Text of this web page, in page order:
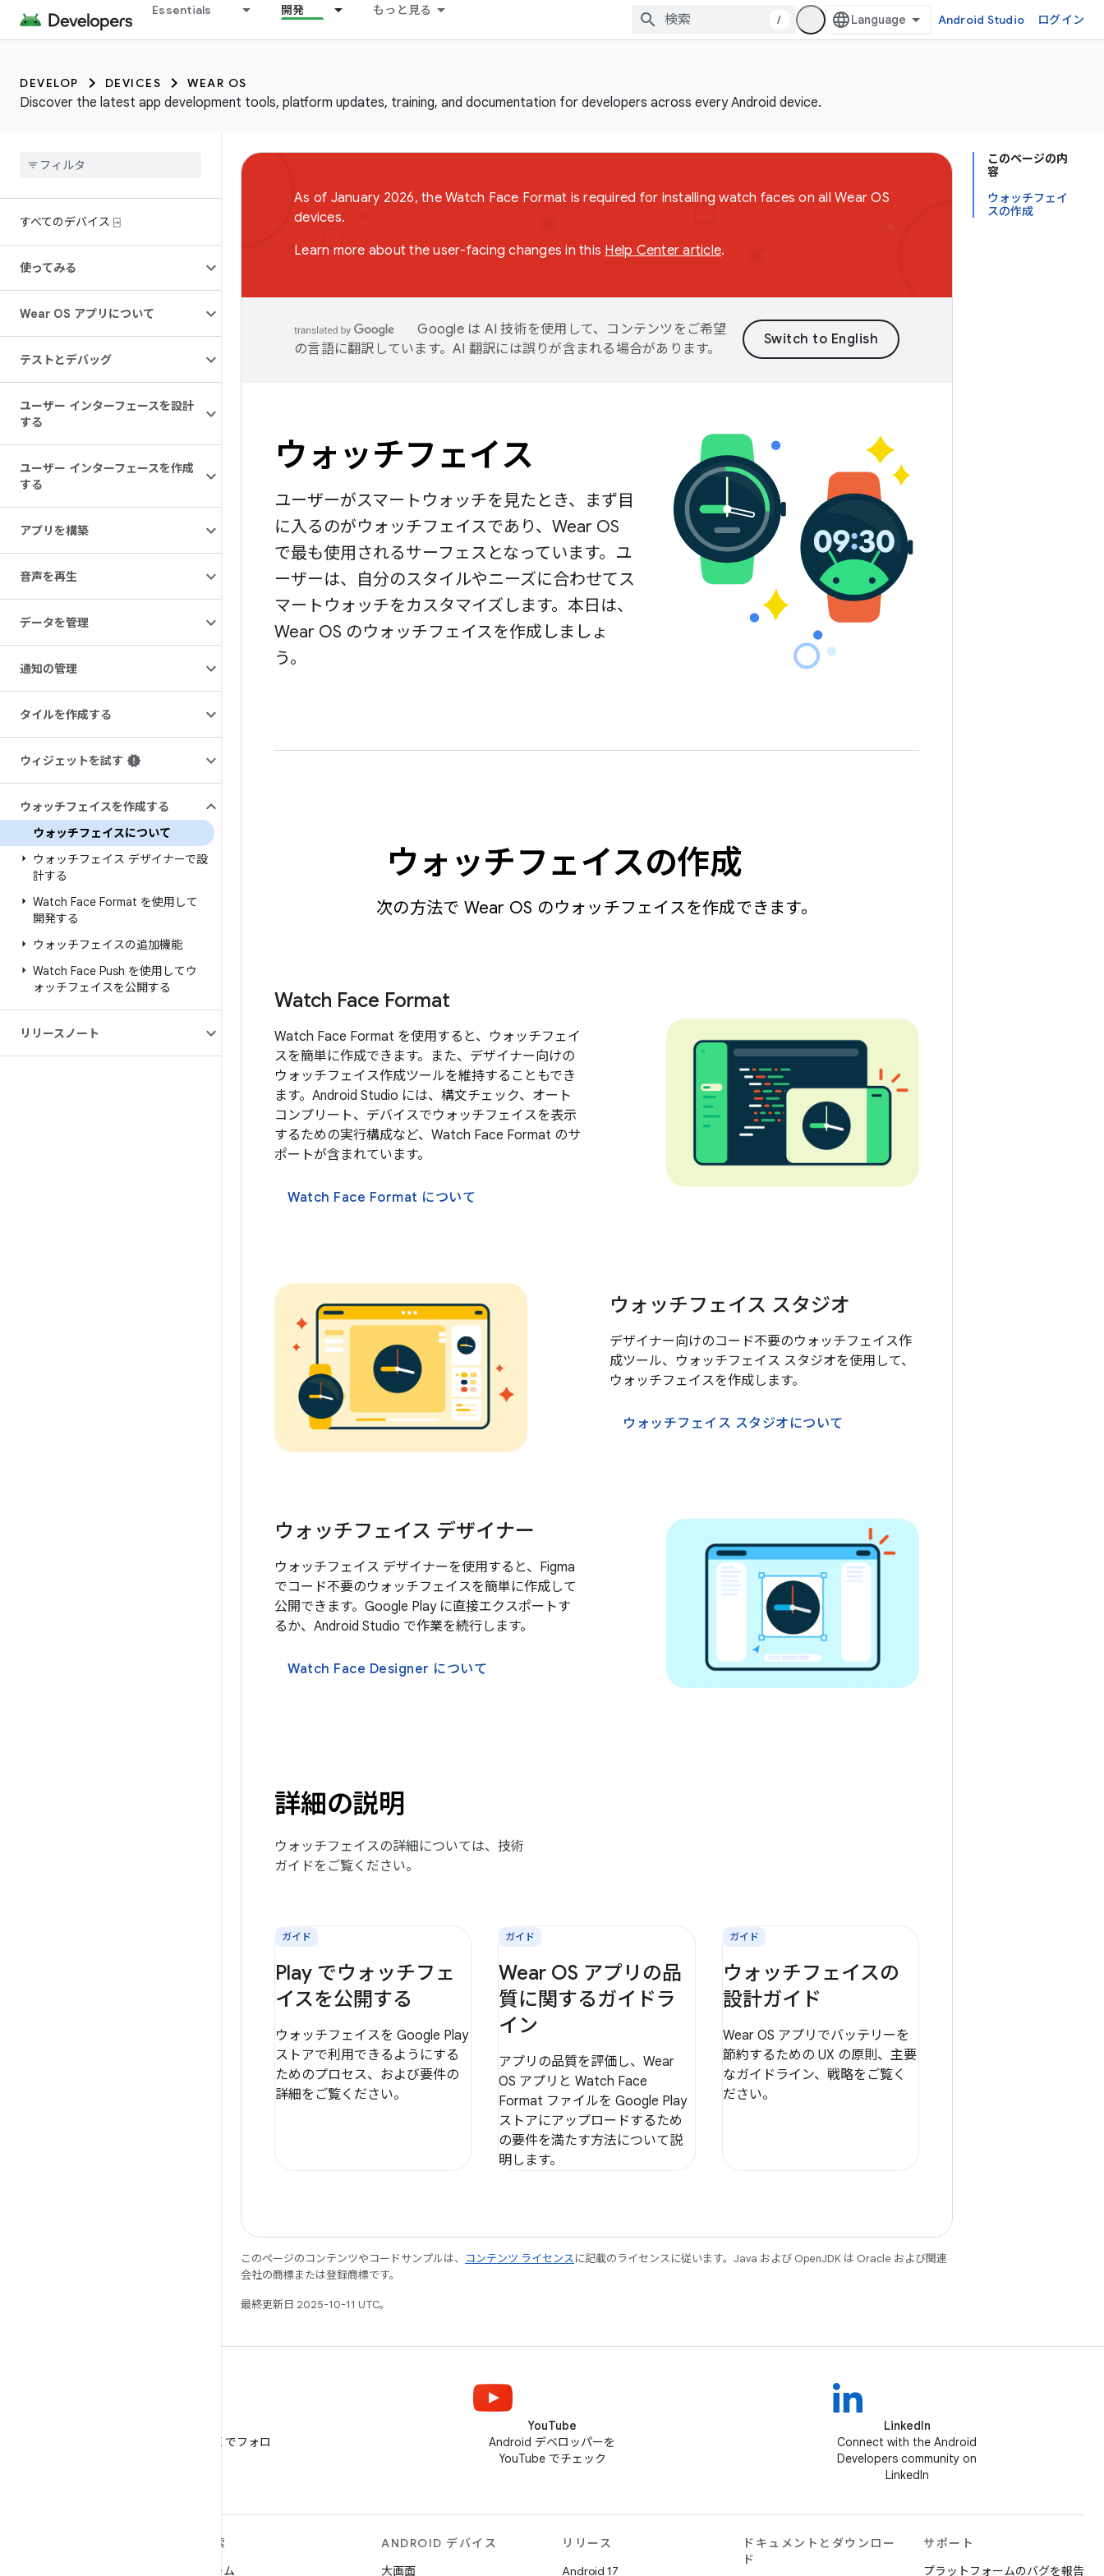
Essentials 開発 もっと見る
/ Android Studio ログイン
DEVELOP DEVICES WEAR OS
Discover the latest app development tools, platform updates, training, and documentation for developers across every Android device.
すべてのデバイス ⍈
使ってみる
Wear OS アプリについて
テストとデバッグ
ユーザー インターフェースを設計
する
ユーザー インターフェースを作成
する
アプリを構築
音声を再生
データを管理
通知の管理
タイルを作成する
ウィジェットを試す
ウォッチフェイスを作成する
ウォッチフェイスについて
ウォッチフェイス デザイナーで設
計する
Watch Face Format を使用して
開発する
ウォッチフェイスの追加機能
Watch Face Push を使用してウ
ォッチフェイスを公開する
リリースノート
このページの内
容
ウォッチフェイ
スの作成
As of January 2026, the Watch Face Format is required for installing watch faces on all Wear OS
devices.
Learn more about the user-facing changes in this Help Center article.
Google は AI 技術を使用して、コンテンツをご希望
の言語に翻訳しています。AI 翻訳には誤りが含まれる場合があります。
ウォッチフェイス
ユーザーがスマートウォッチを見たとき、まず目
に入るのがウォッチフェイスであり、Wear OS
で最も使用されるサーフェスとなっています。ユ
ーザーは、自分のスタイルやニーズに合わせてス
マートウォッチをカスタマイズします。本日は、
Wear OS のウォッチフェイスを作成しましょ
う。
ウォッチフェイスの作成
次の方法で Wear OS のウォッチフェイスを作成できます。
Watch Face Format
Watch Face Format を使用すると、ウォッチフェイ
スを簡単に作成できます。また、デザイナー向けの
ウォッチフェイス作成ツールを維持することもでき
ます。Android Studio には、構文チェック、オート
コンプリート、デバイスでウォッチフェイスを表示
するための実行構成など、Watch Face Format のサ
ポートが含まれています。
Watch Face Format について
ウォッチフェイス スタジオ
デザイナー向けのコード不要のウォッチフェイス作
成ツール、ウォッチフェイス スタジオを使用して、
ウォッチフェイスを作成します。
ウォッチフェイス スタジオについて
ウォッチフェイス デザイナー
ウォッチフェイス デザイナーを使用すると、Figma
でコード不要のウォッチフェイスを簡単に作成して
公開できます。Google Play に直接エクスポートす
るか、Android Studio で作業を続行します。
Watch Face Designer について
詳細の説明
ウォッチフェイスの詳細については、技術
ガイドをご覧ください。
ガイド
Play でウォッチフェ
イスを公開する
ウォッチフェイスを Google Play
ストアで利用できるようにする
ためのプロセス、および要件の
詳細をご覧ください。
ガイド
Wear OS アプリの品
質に関するガイドラ
イン
アプリの品質を評価し、Wear
OS アプリと Watch Face
Format ファイルを Google Play
ストアにアップロードするため
の要件を満たす方法について説
明します。
ガイド
ウォッチフェイスの
設計ガイド
Wear OS アプリでバッテリーを
節約するための UX の原則、主要
なガイドライン、戦略をご覧く
ださい。
このページのコンテンツやコードサンプルは、 コンテンツ ライセンスに記載のライセンスに従います。Java および OpenJDK は Oracle および関連
会社の商標または登録商標です。
最終更新日 2025-10-11 UTC。
@AndroidDev を X でフォロ
YouTube
Android デベロッパーを
YouTube でチェック
LinkedIn
Connect with the Android
Developers community on
LinkedIn
探索
ゲーム
ANDROID デバイス
大画面
リリース
Android 17
ドキュメントとダウンロー
ド
サポート
プラットフォームのバグを報告